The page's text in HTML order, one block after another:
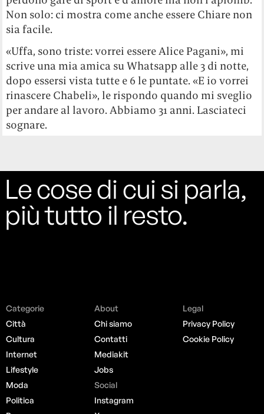
Non solo: ci mostra come anche essere Chiare non
sia facile.
«Uffa, sono triste: vorrei essere Alice Pagani», mi
scrive una mia amica su Whatsapp alle 3 di notte,
dopo essersi vista tutte e 6 le puntate. «E io vorrei
rinascere Chabeli», le rispondo quando mi sveglio
per andare al lavoro. Abbiamo 31 anni. Lasciateci
sognare.
Le cose di cui si parla,
più tutto il resto.
Categorie
Città
Cultura
Internet
Lifestyle
Moda
Politica
About
Chi siamo
Contatti
Mediakit
Jobs
Social
Instagram
Legal
Privacy Policy
Cookie Policy